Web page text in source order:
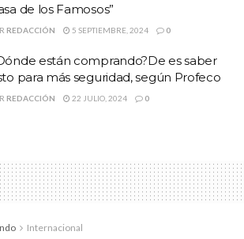
ser confirmado por fotos filtradas del
vietnamita Tinhte.
2014 apple iPad
mac mini
de los Famosos”
REDACCIÓN 5 SEPTIEMBRE, 2024 0
están comprando?De es saber
para más seguridad, según Profeco
REDACCIÓN 22 JULIO, 2024 0
Internacional